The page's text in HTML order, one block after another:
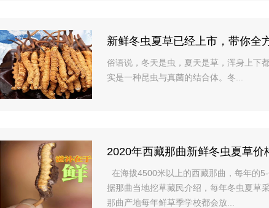
新鲜冬虫夏草已经上市，带你全
俗语说，冬天是虫，夏天是草，浑身上下
实是一种昆虫与真菌的结合体。冬...
2020年西藏那曲新鲜冬虫夏草价
在海拔4500米以上的西藏那曲，每年
据那曲当地挖草藏民介绍，每年冬虫夏草
那曲产地每年鲜草季学校都会放...